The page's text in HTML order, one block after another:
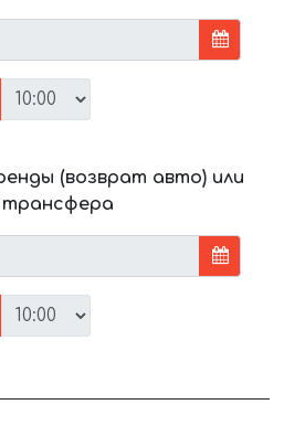
(возврат авто) или
трансфера